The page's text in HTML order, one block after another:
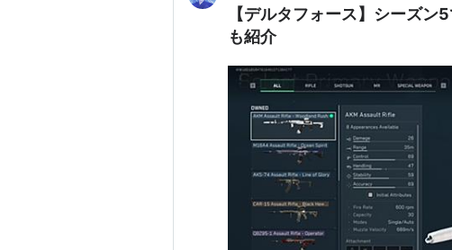
【デルタフォース】シーズ
も紹介